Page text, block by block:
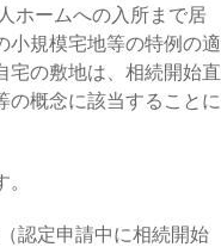
ホームへの入所まで居
小規模宅地等の特例の適
宅の敷地は、相続開始直
の概念に該当することに
認定申請中に相続開始